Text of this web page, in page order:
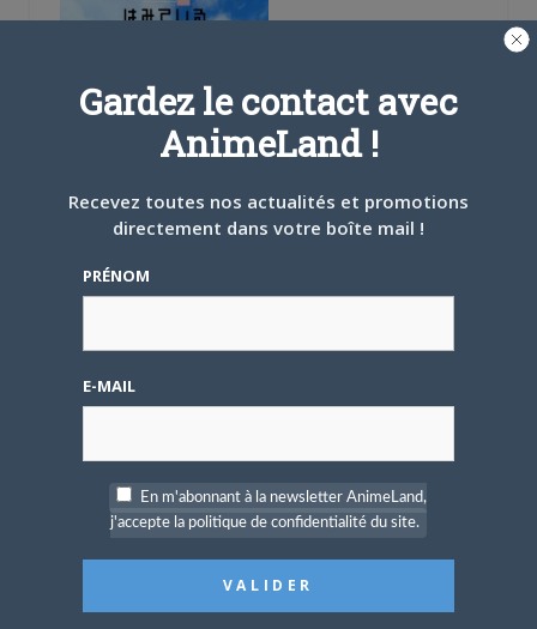
16 JANVIER 2019 0
Virtualsan – Looking
Gardez le contact avec
AnimeLand !
Recevez toutes nos actualités et promotions
directement dans votre boîte mail !
PRÉNOM
E-MAIL
En m'abonnant à la newsletter AnimeLand,
j'accepte la politique de confidentialité du site.